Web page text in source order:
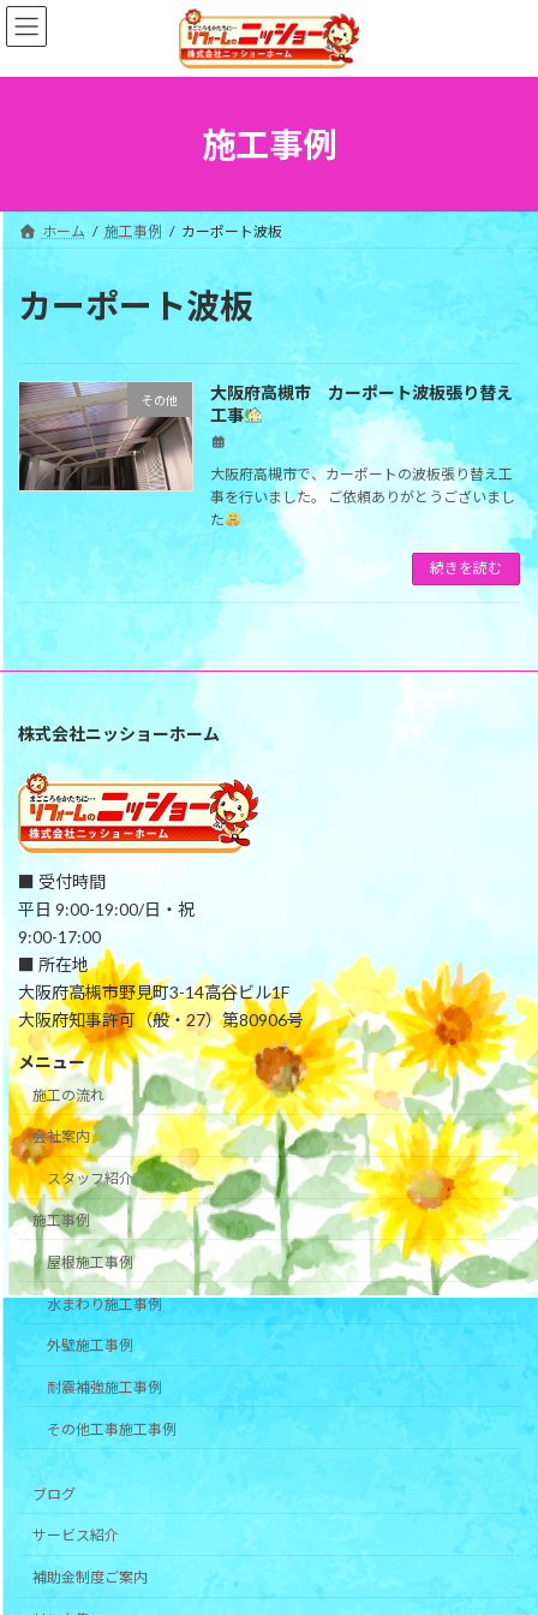
コ
ン
ン
ナ
ビ
ー
施工事例
ホーム 施工事例 カーポート波板
カーポート波板
その他
大阪府高槻市 カーポート波板張り替え
工事
大阪府高槻市で、カーポートの波板張り替え工
事を行いました。 ご依頼ありがとうございまし
た
続きを読む
株式会社ニッショーホーム
■ 受付時間
平日 9:00-19:00/日・祝
9:00-17:00
■ 所在地
大阪府高槻市野見町3-14高谷ビル1F
大阪府知事許可（般・27）第80906号
メニュー
施工の流れ
会社案内
スタッフ紹介
施工事例
屋根施工事例
水まわり施工事例
外壁施工事例
耐震補強施工事例
その他工事施工事例
ブログ
サービス紹介
補助金制度ご案内